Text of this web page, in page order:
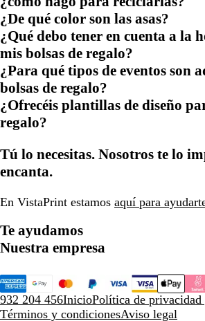
¿De qué color son las asas?
¿Qué debo tener en cuenta a la
mis bolsas de regalo?
¿Para qué tipos de eventos son
bolsas de regalo?
¿Ofrecéis plantillas de diseño
regalo?
Tú lo necesitas. Nosotros te lo
encanta.
En VistaPrint estamos aquí para
Te ayudamos
Nuestra empresa
932 204 456InicioPolítica de privacidad
Términos y condicionesAviso legal